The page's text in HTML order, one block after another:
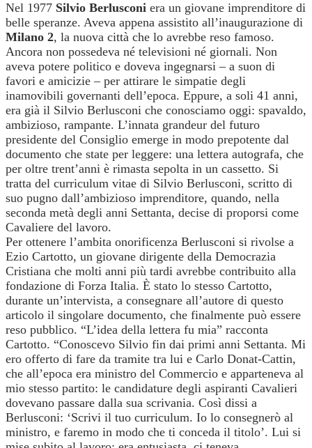
Nel 1977 Silvio Berlusconi era un giovane imprenditore di
belle speranze. Aveva appena assistito all’inaugurazione di
Milano 2, la nuova città che lo avrebbe reso famoso.
Ancora non possedeva né televisioni né giornali. Non
aveva potere politico e doveva ingegnarsi – a suon di
favori e amicizie – per attirare le simpatie degli
inamovibili governanti dell’epoca. Eppure, a soli 41 anni,
era già il Silvio Berlusconi che conosciamo oggi: spavaldo,
ambizioso, rampante. L’innata grandeur del futuro
presidente del Consiglio emerge in modo prepotente dal
documento che state per leggere: una lettera autografa, che
per oltre trent’anni è rimasta sepolta in un cassetto. Si
tratta del curriculum vitae di Silvio Berlusconi, scritto di
suo pugno dall’ambizioso imprenditore, quando, nella
seconda metà degli anni Settanta, decise di proporsi come
Cavaliere del lavoro.
Per ottenere l’ambita onorificenza Berlusconi si rivolse a
Ezio Cartotto, un giovane dirigente della Democrazia
Cristiana che molti anni più tardi avrebbe contribuito alla
fondazione di Forza Italia. È stato lo stesso Cartotto,
durante un’intervista, a consegnare all’autore di questo
articolo il singolare documento, che finalmente può essere
reso pubblico. “L’idea della lettera fu mia” racconta
Cartotto. “Conoscevo Silvio fin dai primi anni Settanta. Mi
ero offerto di fare da tramite tra lui e Carlo Donat-Cattin,
che all’epoca era ministro del Commercio e apparteneva al
mio stesso partito: le candidature degli aspiranti Cavalieri
dovevano passare dalla sua scrivania. Così dissi a
Berlusconi: ‘Scrivi il tuo curriculum. Io lo consegnerò al
ministro, e faremo in modo che ti conceda il titolo’. Lui si